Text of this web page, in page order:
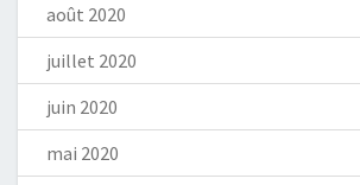
août 2020
juillet 2020
juin 2020
mai 2020